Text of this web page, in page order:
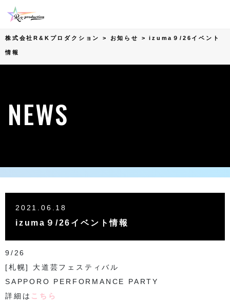
株式会社R&Kプロダクション > お知らせ >izuma９/26イベント
情報
NEWS
2021.06.18
izuma９/26イベント情報
9/26
[札幌] 大道芸フェスティバル
SAPPORO PERFORMANCE PARTY
詳細は こちら